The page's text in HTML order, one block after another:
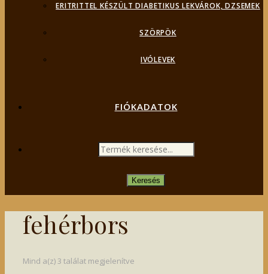
ERITRITTEL KÉSZÜLT DIABETIKUS LEKVÁROK, DZSEMEK
SZÖRPÖK
IVÓLEVEK
FIÓKADATOK
PRODUCTS
SEARCHKeresés
fehérbors
Mind a(z) 3 találat megjelenítve